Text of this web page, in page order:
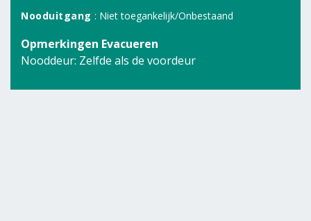
Nooduitgang : Niet toegankelijk/Onbestaand
Opmerkingen Evacueren
Nooddeur: Zelfde als de voordeur